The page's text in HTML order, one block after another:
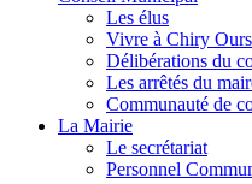
Les élus
Vivre à Chiry
Délibérations du
Les arrêtés du
Communauté de
La Mairie
Le secrétariat
Personnel